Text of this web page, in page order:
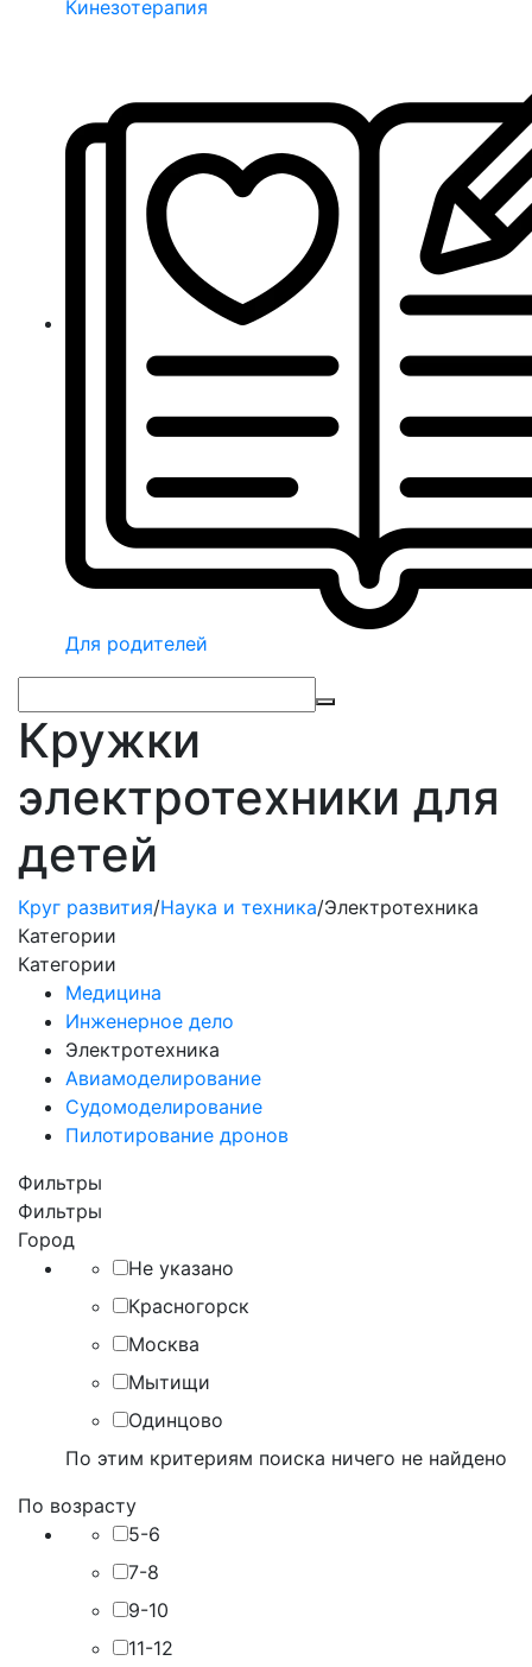
Кинезотерапия
Для родителей
Кружки
электротехники для
детей
Круг развития/Наука и техника/Электротехника
Категории
Категории
Медицина
Инженерное дело
Электротехника
Авиамоделирование
Судомоделирование
Пилотирование дронов
Фильтры
Фильтры
Город
Не указано
Красногорск
Москва
Мытищи
Одинцово
По этим критериям поиска ничего не найдено
По возрасту
5-6
7-8
9-10
11-12